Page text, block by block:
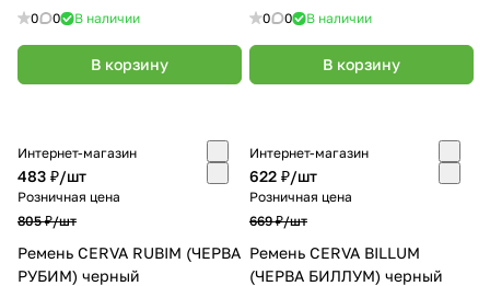
0 0 В наличии
В корзину
0 0 В наличии
В корзину
Интернет-магазин
483 ₽/шт
Розничная цена
805 ₽/шт
Ремень CERVA RUBIM (ЧЕРВА
РУБИМ) черный
Интернет-магазин
622 ₽/шт
Розничная цена
669 ₽/шт
Ремень CERVA BILLUM
(ЧЕРВА БИЛЛУМ) черный